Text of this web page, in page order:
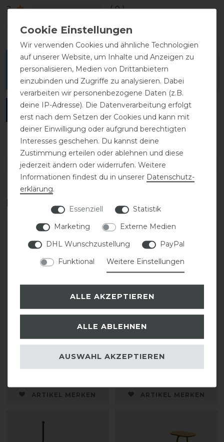
2
0
1
Melde dich an, um eine Kundenrezension zu
verfassen.
ANMELDEN
DETAILS ZUR PRODUKTSICHERHEIT
Das perfekte Zubehör für dich
Helmhalter mit Haken
ARTIKEL MERKEN
Backpack Vertigo
ARTIKEL MERKEN
Wir verwenden Cookies und ähnliche Technologien
auf unserer Website, um Inhalte und Anzeigen zu
personalisieren, Medien von Drittanbietern
einzubinden und Zugriffe zu analysieren. Dabei
verarbeiten wir personenbezogene Daten (z.B.
deine IP-Adresse). Die Datenverarbeitung erfolgt
erst nach dem Setzen der Cookies und kann mit
deiner Einwilligung oder aufgrund berechtigten
Interesses geschehen. Du kannst deine
Zustimmung erteilen oder ablehnen und diese
jederzeit ändern oder widerrufen. Weitere
Informationen findest du in unserer Daten­schutz­
erklärung.
Essenziell
Statistik
Marketing
Externe Medien
DHL Wunschzustellung
PayPal
Funktional
Weitere Einstellungen
ALLE AKZEPTIEREN
ALLE ABLEHNEN
AUSWAHL AKZEPTIEREN